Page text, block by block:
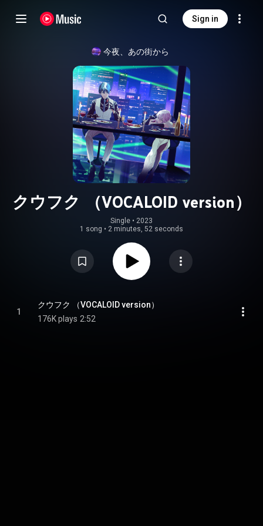
Sign in
今夜、あの街から
クウフク （VOCALOID version）
Single • 2023
1 song • 2 minutes, 52 seconds
1
クウフク （VOCALOID version）
176K plays 2:52